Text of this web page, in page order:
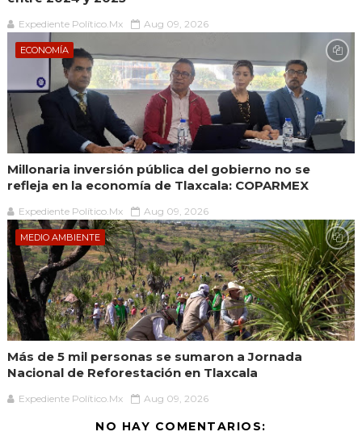
Expediente Político.Mx Aug 09, 2026
ECONOMÍA
Millonaria inversión pública del gobierno no se
refleja en la economía de Tlaxcala: COPARMEX
Expediente Político.Mx Aug 09, 2026
MEDIO AMBIENTE
Más de 5 mil personas se sumaron a Jornada
Nacional de Reforestación en Tlaxcala
Expediente Político.Mx Aug 09, 2026
NO HAY COMENTARIOS: